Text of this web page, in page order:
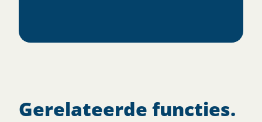
Gerelateerde functies.